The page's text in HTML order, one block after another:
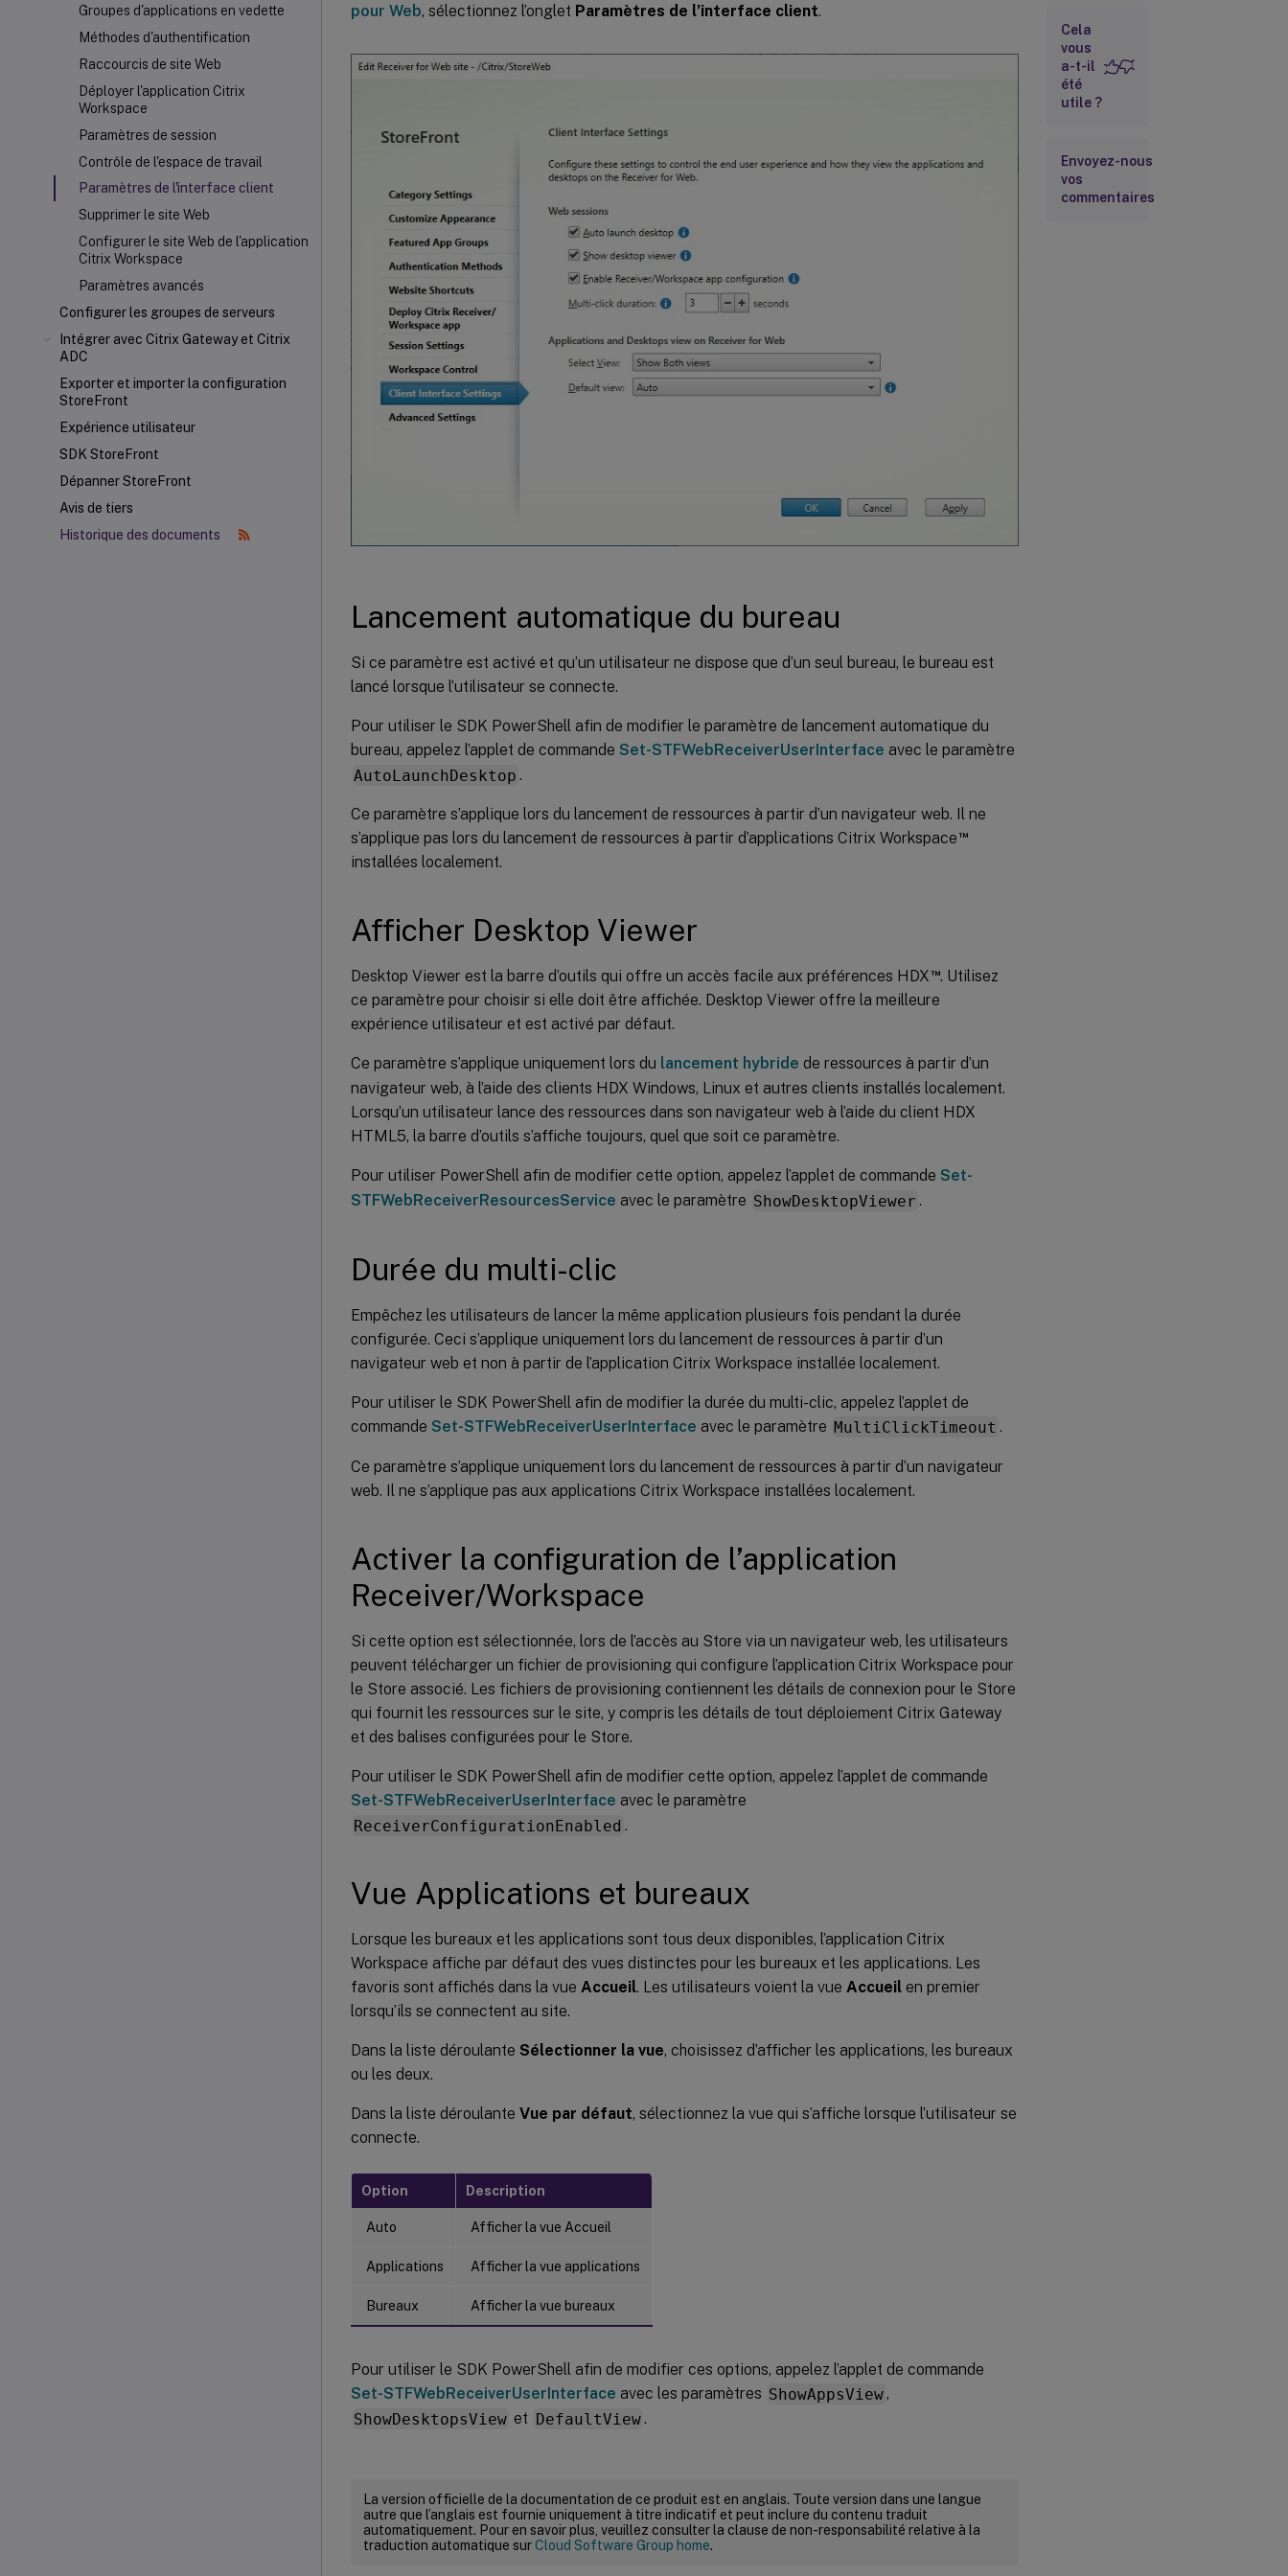
Groupes d'applications en vedette
Méthodes d'authentification
Raccourcis de site Web
Déployer l'application Citrix
Workspace
Paramètres de session
Contrôle de l'espace de travail
Paramètres de l'interface client
Supprimer le site Web
Configurer le site Web de l'application
Citrix Workspace
Paramètres avancés
Configurer les groupes de serveurs
Intégrer avec Citrix Gateway et Citrix
ADC
Exporter et importer la configuration
StoreFront
Expérience utilisateur
SDK StoreFront
Dépanner StoreFront
Avis de tiers
Historique des documents
pour Web, sélectionnez l’onglet Paramètres de l’interface client.
Lancement automatique du bureau
Si ce paramètre est activé et qu’un utilisateur ne dispose que d’un seul bureau, le bureau est
lancé lorsque l’utilisateur se connecte.
Pour utiliser le SDK PowerShell afin de modifier le paramètre de lancement automatique du
bureau, appelez l’applet de commande Set-STFWebReceiverUserInterface avec le paramètre
AutoLaunchDesktop .
Ce paramètre s’applique lors du lancement de ressources à partir d’un navigateur web. Il ne
s’applique pas lors du lancement de ressources à partir d’applications Citrix Workspace™
installées localement.
Afficher Desktop Viewer
Desktop Viewer est la barre d’outils qui offre un accès facile aux préférences HDX™. Utilisez
ce paramètre pour choisir si elle doit être affichée. Desktop Viewer offre la meilleure
expérience utilisateur et est activé par défaut.
Ce paramètre s’applique uniquement lors du lancement hybride de ressources à partir d’un
navigateur web, à l’aide des clients HDX Windows, Linux et autres clients installés localement.
Lorsqu’un utilisateur lance des ressources dans son navigateur web à l’aide du client HDX
HTML5, la barre d’outils s’affiche toujours, quel que soit ce paramètre.
Pour utiliser PowerShell afin de modifier cette option, appelez l’applet de commande Set-
STFWebReceiverResourcesService avec le paramètre ShowDesktopViewer .
Durée du multi-clic
Empêchez les utilisateurs de lancer la même application plusieurs fois pendant la durée
configurée. Ceci s’applique uniquement lors du lancement de ressources à partir d’un
navigateur web et non à partir de l’application Citrix Workspace installée localement.
Pour utiliser le SDK PowerShell afin de modifier la durée du multi-clic, appelez l’applet de
commande Set-STFWebReceiverUserInterface avec le paramètre MultiClickTimeout .
Ce paramètre s’applique uniquement lors du lancement de ressources à partir d’un navigateur
web. Il ne s’applique pas aux applications Citrix Workspace installées localement.
Activer la configuration de l’application
Receiver/Workspace
Si cette option est sélectionnée, lors de l’accès au Store via un navigateur web, les utilisateurs
peuvent télécharger un fichier de provisioning qui configure l’application Citrix Workspace pour
le Store associé. Les fichiers de provisioning contiennent les détails de connexion pour le Store
qui fournit les ressources sur le site, y compris les détails de tout déploiement Citrix Gateway
et des balises configurées pour le Store.
Pour utiliser le SDK PowerShell afin de modifier cette option, appelez l’applet de commande
Set-STFWebReceiverUserInterface avec le paramètre
ReceiverConfigurationEnabled .
Vue Applications et bureaux
Lorsque les bureaux et les applications sont tous deux disponibles, l’application Citrix
Workspace affiche par défaut des vues distinctes pour les bureaux et les applications. Les
favoris sont affichés dans la vue Accueil. Les utilisateurs voient la vue Accueil en premier
lorsqu’ils se connectent au site.
Dans la liste déroulante Sélectionner la vue, choisissez d’afficher les applications, les bureaux
ou les deux.
Dans la liste déroulante Vue par défaut, sélectionnez la vue qui s’affiche lorsque l’utilisateur se
connecte.
Option Description
Auto Afficher la vue Accueil
Applications Afficher la vue applications
Bureaux Afficher la vue bureaux
Pour utiliser le SDK PowerShell afin de modifier ces options, appelez l’applet de commande
Set-STFWebReceiverUserInterface avec les paramètres ShowAppsView,
ShowDesktopsView et DefaultView.
La version officielle de la documentation de ce produit est en anglais. Toute version dans une langue
autre que l’anglais est fournie uniquement à titre indicatif et peut inclure du contenu traduit
automatiquement. Pour en savoir plus, veuillez consulter la clause de non-responsabilité relative à la
traduction automatique surCloud Software Group home.
Activer la
configuration de
l’application
Vue
Applications
et bureaux
Cela
vous
a-t-il
été
utile ?
Envoyez-nous
vos
commentaires